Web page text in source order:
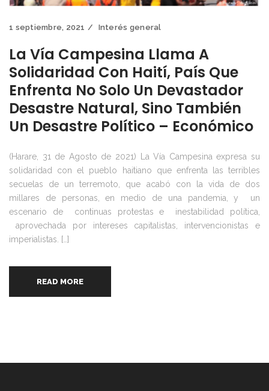
1 septiembre, 2021 Interés general
La Vía Campesina Llama A
Solidaridad Con Haití, País Que
Enfrenta No Solo Un Devastador
Desastre Natural, Sino También
Un Desastre Político – Económico
(Harare, 31 de Agosto de 2021) La Vía Campesina expresa su
solidaridad con el pueblo haitiano que enfrenta las terribles
secuelas de un terremoto, que acabó con la vida de dos
millares de personas, en medio de una pandemia, y un
escenario de continuas protestas e inestabilidad política,
aprovechada por intereses capitalistas, intervencionistas e
imperialistas. […]
READ MORE